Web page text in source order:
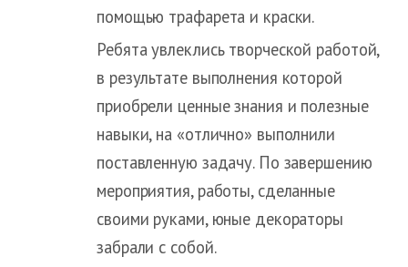
помощью трафарета и краски.
Ребята увлеклись творческой работой,
в результате выполнения которой
приобрели ценные знания и полезные
навыки, на «отлично» выполнили
поставленную задачу. По завершению
мероприятия, работы, сделанные
своими руками, юные декораторы
забрали с собой.